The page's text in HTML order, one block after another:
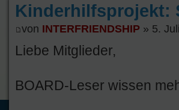
Kinderhilfsprojekt:
von INTERFRIENDSHIP » 5.
Liebe Mitglieder,
BOARD-Leser wissen